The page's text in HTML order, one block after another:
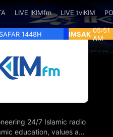
LIVE IKIMfm LIVE tvIKIM
1448H IMSAK 05:51
AM
24/7 Islamic radio
education, values and